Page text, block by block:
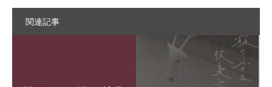
関連記事